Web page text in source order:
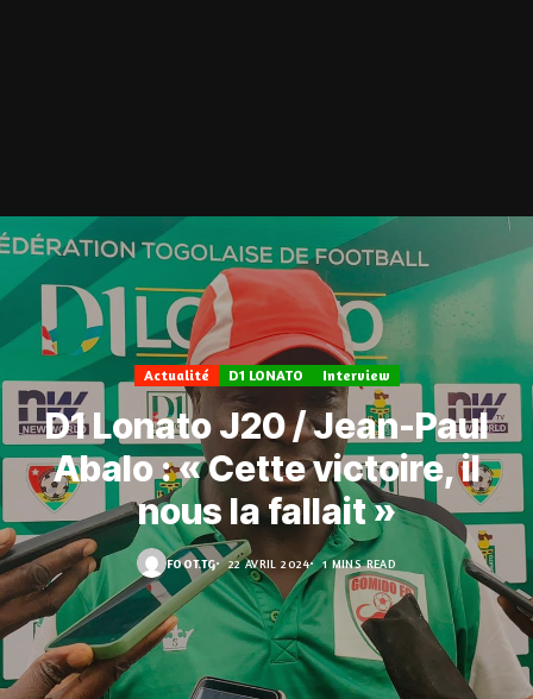
Actualité D1 LONATO Interview
D1 Lonato J20 / Jean-Paul
Abalo : « Cette victoire, il
nous la fallait »
FOOT.TG 22 AVRIL 2024 1 MINS READ